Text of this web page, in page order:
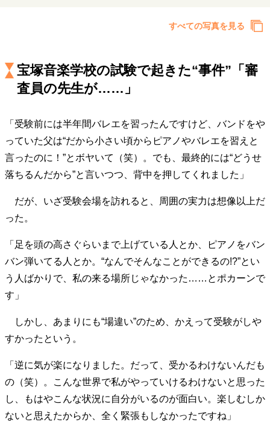
マインドセット
重圧との向き合い方
ライフスタイル・生き方
40代からの景色 50代のリアル
美しさの哲学
病が教えてくれたこと
移住という選択
70代のグランドデザイン
社会・カルチャー・マネー
地域とつながる/お金との付き合い方
すべての写真を見る
宝塚音楽学校の試験で起きた“事件”「審
査員の先生が……」
「受験前には半年間バレエを習ったんですけど、バンドをや
っていた父は“だから小さい頃からピアノやバレエを習えと
言ったのに！”とボヤいて（笑）。でも、最終的には“どうせ
落ちるんだから”と言いつつ、背中を押してくれました」
だが、いざ受験会場を訪れると、周囲の実力は想像以上だ
った。
「足を頭の高さぐらいまで上げている人とか、ピアノをバン
バン弾いてる人とか。“なんでそんなことができるの!?”とい
う人ばかりで、私の来る場所じゃなかった……とポカーンで
す」
しかし、あまりにも“場違い”のため、かえって受験がしや
すかったという。
「逆に気が楽になりました。だって、受かるわけないんだも
の（笑）。こんな世界で私がやっていけるわけないと思った
し、もはやこんな状況に自分がいるのが面白い。楽しむしか
ないと思えたからか、全く緊張もしなかったですね」